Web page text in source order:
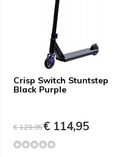
Crisp Switch Stuntstep
Black Purple
€ 129,95€ 114,95